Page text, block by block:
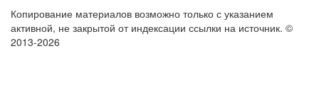
Копирование материалов возможно только с указанием
активной, не закрытой от индексации ссылки на источник. ©
2013-2026